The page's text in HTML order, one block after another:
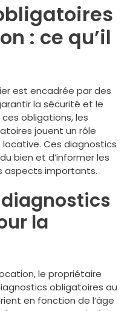
: ce qu’il
est encadrée par des
la sécurité et le
obligations, les
jouent un rôle
Ces diagnostics
bien et d’informer les
aspects importants.
la
le propriétaire
obligatoires au
en fonction de l’âge